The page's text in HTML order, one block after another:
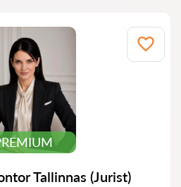
Tallinnas (Jurist)